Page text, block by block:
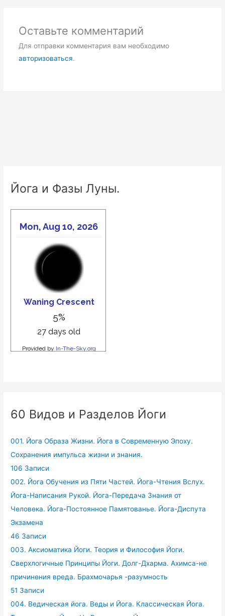
Оставьте комментарий
Для отправки комментария вам необходимо
авторизоваться.
Йога и Фазы Луны.
60 Видов и Разделов Йоги
001. Йога Образа Жизни. Йога в Современную Эпоху.
Сохранения импульса жизни и знания.
106 Записи
002. Йога Обучения из Пяти Частей. Йога-Чтения Вслух.
Йога-Написания Рукой. Йога-Передача Знания от
Человека. Йога-Постоянное Памятованье. Йога-Диспута
Экзамена
46 Записи
003. Аксиоматика Йоги. Теория и Философия Йоги.
Сверхлогичные Принципы Йоги. Долг-Дхарма. Ахимса-не
причинения вреда. Брахмочарья -разумность
51 Записи
004. Ведическая йога. Веды и Йога. Классическая Йога.